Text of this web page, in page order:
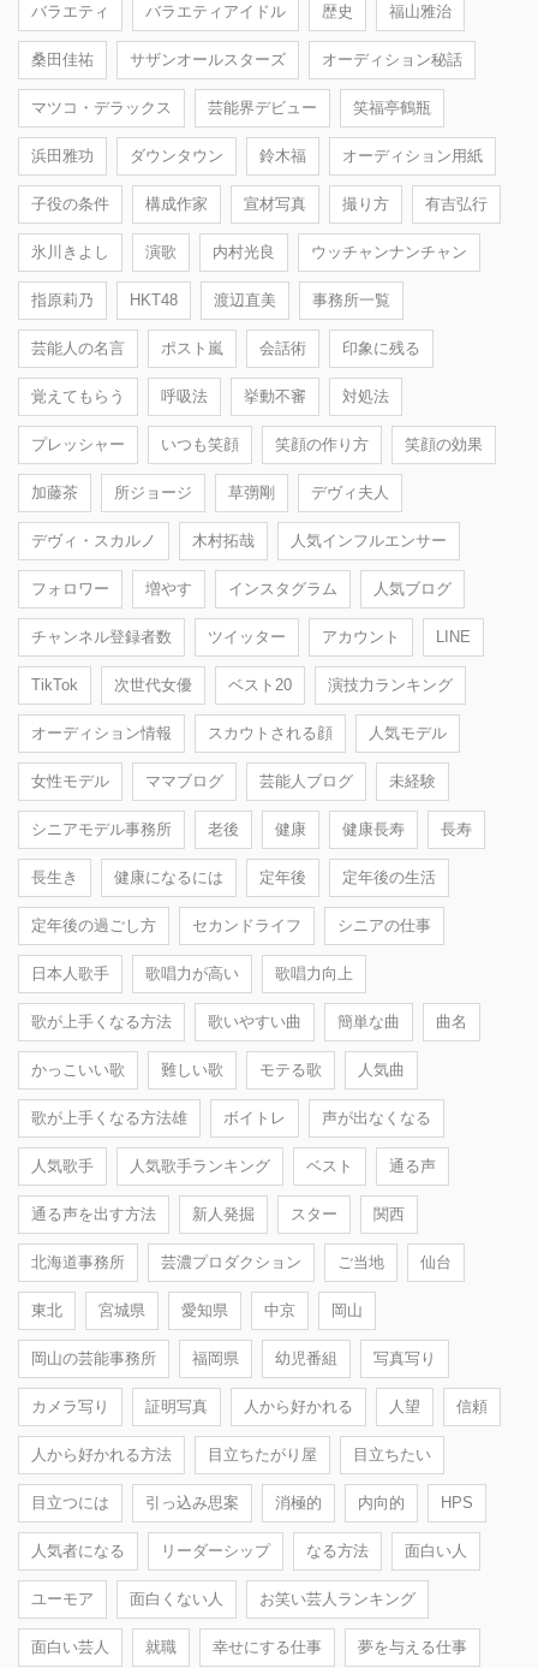
バラエティ バラエティアイドル 歴史 福山雅治
桑田佳祐 サザンオールスターズ オーディション秘話
マツコ・デラックス 芸能界デビュー 笑福亭鶴瓶
浜田雅功 ダウンタウン 鈴木福 オーディション用紙
子役の条件 構成作家 宣材写真 撮り方 有吉弘行
氷川きよし 演歌 内村光良 ウッチャンナンチャン
指原莉乃 HKT48 渡辺直美 事務所一覧
芸能人の名言 ポスト嵐 会話術 印象に残る
覚えてもらう 呼吸法 挙動不審 対処法
プレッシャー いつも笑顔 笑顔の作り方 笑顔の効果
加藤茶 所ジョージ 草彅剛 デヴィ夫人
デヴィ・スカルノ 木村拓哉 人気インフルエンサー
フォロワー 増やす インスタグラム 人気ブログ
チャンネル登録者数 ツイッター アカウント LINE
TikTok 次世代女優 ベスト20 演技力ランキング
オーディション情報 スカウトされる顔 人気モデル
女性モデル ママブログ 芸能人ブログ 未経験
シニアモデル事務所 老後 健康 健康長寿 長寿
長生き 健康になるには 定年後 定年後の生活
定年後の過ごし方 セカンドライフ シニアの仕事
日本人歌手 歌唱力が高い 歌唱力向上
歌が上手くなる方法 歌いやすい曲 簡単な曲 曲名
かっこいい歌 難しい歌 モテる歌 人気曲
歌が上手くなる方法雄 ボイトレ 声が出なくなる
人気歌手 人気歌手ランキング ベスト 通る声
通る声を出す方法 新人発掘 スター 関西
北海道事務所 芸濃プロダクション ご当地 仙台
東北 宮城県 愛知県 中京 岡山
岡山の芸能事務所 福岡県 幼児番組 写真写り
カメラ写り 証明写真 人から好かれる 人望 信頼
人から好かれる方法 目立ちたがり屋 目立ちたい
目立つには 引っ込み思案 消極的 内向的 HPS
人気者になる リーダーシップ なる方法 面白い人
ユーモア 面白くない人 お笑い芸人ランキング
面白い芸人 就職 幸せにする仕事 夢を与える仕事